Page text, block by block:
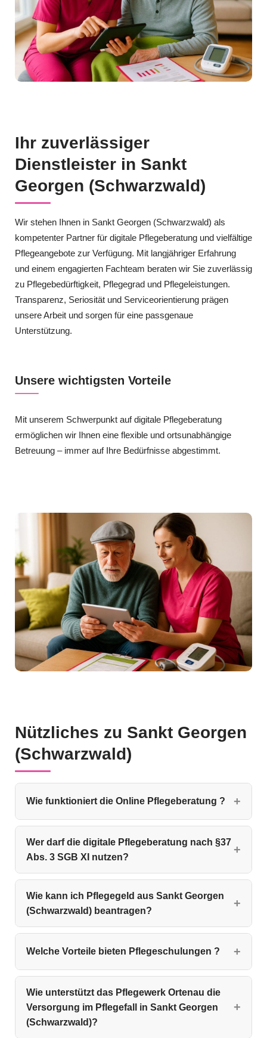
Ihr zuverlässiger
Dienstleister in Sankt
Georgen (Schwarzwald)
Wir stehen Ihnen in Sankt Georgen (Schwarzwald) als
kompetenter Partner für digitale Pflegeberatung und vielfältige
Pflegeangebote zur Verfügung. Mit langjähriger Erfahrung
und einem engagierten Fachteam beraten wir Sie zuverlässig
zu Pflegebedürftigkeit, Pflegegrad und Pflegeleistungen.
Transparenz, Seriosität und Serviceorientierung prägen
unsere Arbeit und sorgen für eine passgenaue
Unterstützung.
Unsere wichtigsten Vorteile
Mit unserem Schwerpunkt auf digitale Pflegeberatung
ermöglichen wir Ihnen eine flexible und ortsunabhängige
Betreuung – immer auf Ihre Bedürfnisse abgestimmt.
Nützliches zu Sankt Georgen
(Schwarzwald)
Wie funktioniert die Online Pflegeberatung ?
Wer darf die digitale Pflegeberatung nach §37
Abs. 3 SGB XI nutzen?
Wie kann ich Pflegegeld aus Sankt Georgen
(Schwarzwald) beantragen?
Welche Vorteile bieten Pflegeschulungen ?
Wie unterstützt das Pflegewerk Ortenau die
Versorgung im Pflegefall in Sankt Georgen
(Schwarzwald)?